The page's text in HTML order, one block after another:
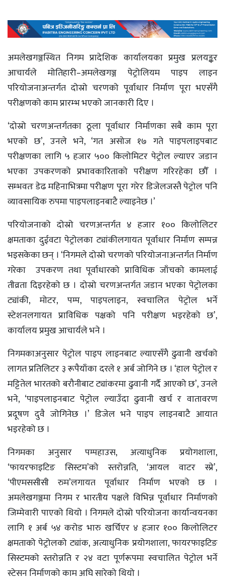
अमलेखगञ्जस्थित निगम प्रादेशिक कार्यालयका प्रमुख प्रलयङ्कर
आचार्यले मोतिहारी–अमलेखगञ्ज पेट्रोलियम पाइप लाइन
परियोजनाअन्तर्गत दोस्रो चरणको पूर्वाधार निर्माण पूरा भएसँगै
परीक्षणको काम प्रारम्भ भएको जानकारी दिए ।
‘दोस्रो चरणअन्तर्गतका ठूला पूर्वाधार निर्माणका सबै काम पूरा
भएको छ’, उनले भने, ‘गत असोज १७ गते पाइपलाइपबाट
परीक्षणका लागि ५ हजार ५०० किलोमिटर पेट्रोल ल्याएर जडान
भएका उपकरणको प्रभावकारिताको परीक्षण गरिरहेका छौँ ।
सम्भवतः डेढ महिनाभित्रमा परीक्षण पूरा गरेर डिजेलजस्तै पेट्रोल पनि
व्यावसायिक रुपमा पाइपलाइनबाटै ल्याइनेछ ।’
परियोजनाको दोस्रो चरणअन्तर्गत ४ हजार १०० किलोलिटर
क्षमताका दुईवटा पेट्रोलका ट्यांकीलगायत पूर्वाधार निर्माण सम्पन्न
भइसकेका छन् । ‘निगमले दोस्रो चरणको परियोजनाअन्तर्गत निर्माण
गरेका उपकरण तथा पूर्वाधारको प्राविधिक जाँचको कामलाई
तीव्रता दिइरहेको छ । दोस्रो चरणअन्तर्गत जडान भएका पेट्रोलका
ट्यांकी, मोटर, पम्प, पाइपलाइन, स्वचालित पेट्रोल भर्ने
स्टेशनलगायत प्राविधिक पक्षको पनि परीक्षण भइरहेको छ’,
कार्यालय प्रमुख आचार्यले भने ।
निगमकाअनुसार पेट्रोल पाइप लाइनबाट ल्याएसँगै ढुवानी खर्चको
लागत प्रतिलिटर ३ रूपैयाँका दरले १ अर्ब जोगिने छ । ‘हाल पेट्रोल र
मट्टितेल भारतको बरौनीबाट ट्यांकरमा ढुवानी गर्दै आएको छ’, उनले
भने, ‘पाइपलाइनबाट पेट्रोल ल्याउँदा ढुवानी खर्च र वातावरण
प्रदूषण दुवै जोगिनेछ ।’ डिजेल भने पाइप लाइनबाटै आयात
भइरहेको छ ।
निगमका अनुसार पम्पहाउस, अत्याधुनिक प्रयोगशाला,
‘फायरफाइटिङ सिस्टम’को स्तरोन्नति, ‘आयल वाटर स्प्रे’,
‘पीएमससीसी रुम’लगायत पूर्वाधार निर्माण भएको छ ।
अमलेखगञ्जमा निगम र भारतीय पक्षले विभिन्न पूर्वाधार निर्माणको
जिम्मेवारी पाएको थियो । निगमले दोस्रो परियोजना कार्यान्वयनका
लागि १ अर्ब ५४ करोड भारु खर्चिएर ४ हजार १०० किलोलिटर
क्षमताको पेट्रोलको ट्यांक, अत्याधुनिक प्रयोगशाला, फायरफाइटिङ
सिस्टमको स्तरोन्नति र २४ वटा पूर्णरूपमा स्वचालित पेट्रोल भर्ने
स्टेसन निर्माणको काम अघि सारेको थियो ।